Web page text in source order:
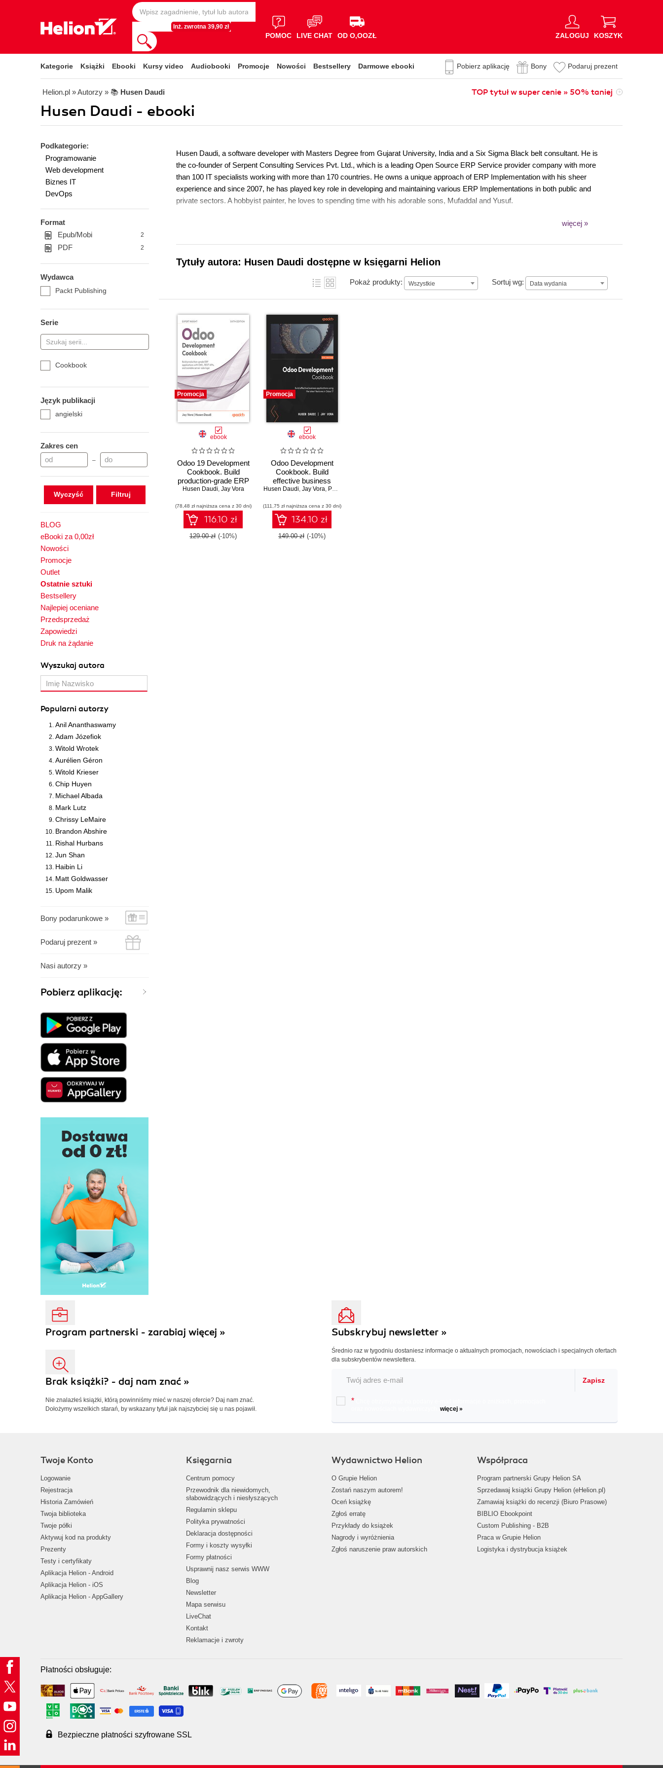
Inż. zwrotna 39,90 zł
POMOC LIVE CHAT OD O,OOZŁ ZALOGUJ KOSZYK
Kategorie Książki Ebooki Kursy video Audiobooki Promocje Nowości Bestsellery Darmowe ebooki Pobierz aplikację Bony Podaruj prezent
Helion.pl » Autorzy » 📚 Husen Daudi TOP tytuł w super cenie » 50% taniej
Husen Daudi - ebooki
Podkategorie:
Programowanie
Web development
Biznes IT
DevOps
Format
Epub/Mobi
2
PDF 2
Wydawca
Packt Publishing
Serie
Cookbook
Język publikacji
angielski
Zakres cen
–
Wyczyść
BLOG
eBooki za 0,00zł
Nowości
Promocje
Outlet
Ostatnie sztuki
Bestsellery
Najlepiej oceniane
Przedsprzedaż
Zapowiedzi
Druk na żądanie
Wyszukaj autora
Popularni autorzy
Anil Ananthaswamy
Adam Józefiok
Witold Wrotek
Aurélien Géron
Witold Krieser
Chip Huyen
Michael Albada
Mark Lutz
Chrissy LeMaire
Brandon Abshire
Rishal Hurbans
Jun Shan
Haibin Li
Matt Goldwasser
Upom Malik
Bony podarunkowe »
Podaruj prezent »
Nasi autorzy »
Pobierz aplikację:
Husen Daudi, a software developer with Masters Degree from Gujarat University, India and a Six Sigma Black belt consultant. He is
the co-founder of Serpent Consulting Services Pvt. Ltd., which is a leading Open Source ERP Service provider company with more
than 100 IT specialists working with more than 170 countries. He owns a unique approach of ERP Implementation with his sheer
experience and since 2007, he has played key role in developing and maintaining various ERP Implementations in both public and
private sectors. A hobbyist painter, he loves to spending time with his adorable sons, Mufaddal and Yusuf.
więcej »
Tytuły autora: Husen Daudi dostępne w księgarni Helion
Pokaż produkty: Wszystkie Sortuj wg: Data wydania
Data wydania
Promocja
ebook
Odoo 19 Development
Cookbook. Build
production-grade ERP
applications with OWL,
scalable server-side
logic - Sixth Edition
Husen Daudi, Jay Vora
(78,48 zł najniższa cena z 30 dni)
116.10 zł
129.00 zł (-10%)
Promocja
ebook
Odoo Development
Cookbook. Build
effective business
applications using the
17 - Fifth Edition
Husen Daudi, Jay Vora, Parth Gajjar
(111,75 zł najniższa cena z 30 dni)
134.10 zł
149.00 zł (-10%)
Program partnerski - zarabiaj więcej »
Brak książki? - daj nam znać »
Nie znalazłeś książki, którą powinniśmy mieć w naszej ofercie? Daj nam znać.
Dołożymy wszelkich starań, by wskazany tytuł jak najszybciej się u nas pojawił.
Subskrybuj newsletter »
Średnio raz w tygodniu dostaniesz informacje o aktualnych promocjach, nowościach i specjalnych ofertach
dla subskrybentów newslettera.
Zapisz
*
więcej »
Twoje Konto
Logowanie
Rejestracja
Historia Zamówień
Twoja biblioteka
Twoje półki
Aktywuj kod na produkty
Prezenty
Testy i certyfikaty
Aplikacja Helion - Android
Aplikacja Helion - iOS
Aplikacja Helion - AppGallery
Księgarnia
Centrum pomocy
Przewodnik dla niewidomych,
słabowidzących i niesłyszących
Regulamin sklepu
Polityka prywatności
Deklaracja dostępności
Formy i koszty wysyłki
Formy płatności
Usprawnij nasz serwis WWW
Blog
Newsletter
Mapa serwisu
LiveChat
Kontakt
Reklamacje i zwroty
Wydawnictwo Helion
O Grupie Helion
Zostań naszym autorem!
Oceń książkę
Zgłoś erratę
Przykłady do książek
Nagrody i wyróżnienia
Zgłoś naruszenie praw autorskich
Współpraca
Program partnerski Grupy Helion SA
Sprzedawaj książki Grupy Helion (eHelion.pl)
Zamawiaj książki do recenzji (Biuro Prasowe)
BIBLIO Ebookpoint
Custom Publishing - B2B
Praca w Grupie Helion
Logistyka i dystrybucja książek
Płatności obsługuje:
Bezpieczne płatności szyfrowane SSL